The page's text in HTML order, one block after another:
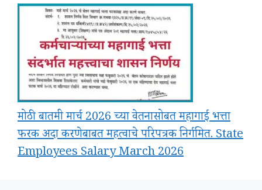
मोठी बातमी मार्च 2026 च्या वेतनासोबत महागाई भत्ता
फरक अदा करणेबाबत महत्वाचे परिपत्रक निर्गमित. State
Employees Salary March 2026